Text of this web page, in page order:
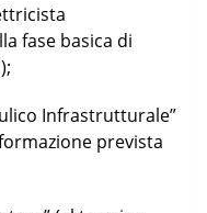
fase basica di
Infrastrutturale”
prevista